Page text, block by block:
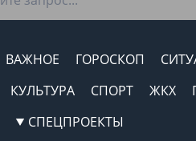
ВАЖНОЕ ГОРОСКОП
КУЛЬТУРА СПОРТ ЖКХ
СПЕЦПРОЕКТЫ